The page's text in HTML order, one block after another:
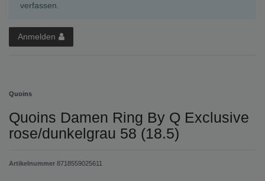
verfassen.
Anmelden
Quoins
Quoins Damen Ring By Q Exclusive
rose/dunkelgrau 58 (18.5)
Artikelnummer 8718559025611